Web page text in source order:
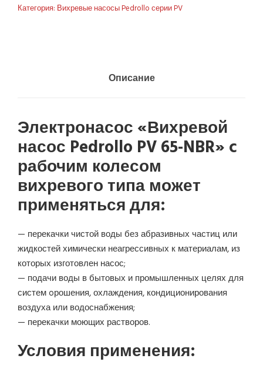
Категория: Вихревые насосы Pedrollo серии PV
Описание
Электронасос «Вихревой
насос Pedrollo PV 65-NBR» c
рабочим колесом
вихревого типа может
применяться для:
— перекачки чистой воды без абразивных частиц или
жидкостей химически неагрессивных к материалам, из
которых изготовлен насос;
— подачи воды в бытовых и промышленных целях для
систем oрошения, охлаждения, кондиционирования
воздуха или водоснабжения;
— перекачки моющих растворов.
Условия применения: